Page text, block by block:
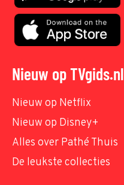
Nieuw op TVgids.nl
Nieuw op Netflix
Nieuw op Disney+
Alles over Pathé Thuis
De leukste collecties